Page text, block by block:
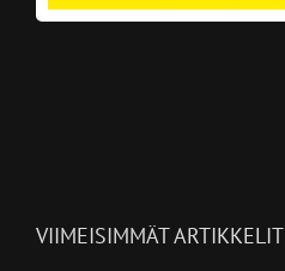
VIIMEISIMMÄT ARTIKKELIT